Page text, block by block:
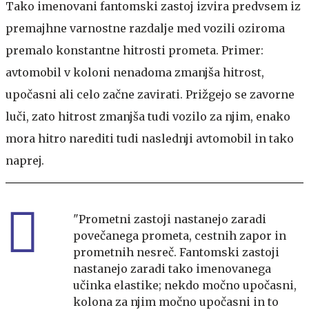
Tako imenovani fantomski zastoj izvira predvsem iz
premajhne varnostne razdalje med vozili oziroma
premalo konstantne hitrosti prometa. Primer:
avtomobil v koloni nenadoma zmanjša hitrost,
upočasni ali celo začne zavirati. Prižgejo se zavorne
luči, zato hitrost zmanjša tudi vozilo za njim, enako
mora hitro narediti tudi naslednji avtomobil in tako
naprej.
"Prometni zastoji nastanejo zaradi
povečanega prometa, cestnih zapor in
prometnih nesreč. Fantomski zastoji
nastanejo zaradi tako imenovanega
učinka elastike; nekdo močno upočasni,
kolona za njim močno upočasni in to